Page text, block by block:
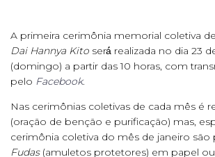
A primeira cerimônia memorial coletiva
Dai Hannya Kito será́ realizada no dia 23
(domingo) a partir das 10 horas, com
pelo Facebook.
Nas cerimônias coletivas de cada mês é
(oração de benção e purificação) mas,
cerimônia coletiva do mês de janeiro são
Fudas(amuletos protetores) em papel